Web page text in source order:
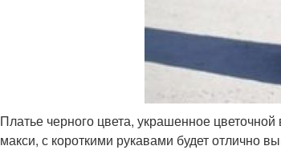
Платье черного цвета, украшенное
макси, с короткими рукавами будет отлично